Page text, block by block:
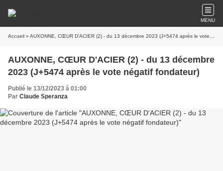
MENU
Accueil » AUXONNE, CŒUR D'ACIER (2) - du 13 décembre 2023 (J+5474 après le vote négatif fondateur)
AUXONNE, CŒUR D'ACIER (2) - du 13 décembre
2023 (J+5474 après le vote négatif fondateur)
Publié le 13/12/2023 à 01:00
Par Claude Speranza